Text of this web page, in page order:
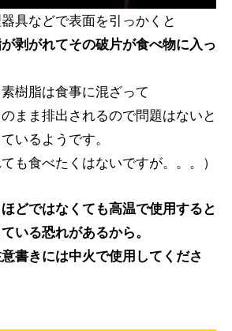
具などで表面を引っかくと
剥がれてその破片が食べ物に入っ
樹脂は食事に混ざって
まま排出されるので問題はないと
いるようです。
も食べたくはないですが。。。）
どではなくても高温で使用すると
いる恐れがあるから。
意書きには中火で使用してくださ